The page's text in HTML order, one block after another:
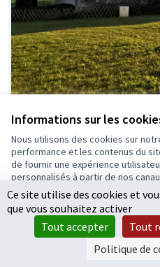
Informations sur les
Nous utilisons des cookies sur
performance et les contenus du
de fournir une expérience
personnalisés à partir de nos
Tout
Accepter seulement
Exposition photo parc
Rousselière
Frédérique Revault 0 3
Ce site utilise des cookies et
que vous souhaitez activer
Tout accepter
Tout
Politique de